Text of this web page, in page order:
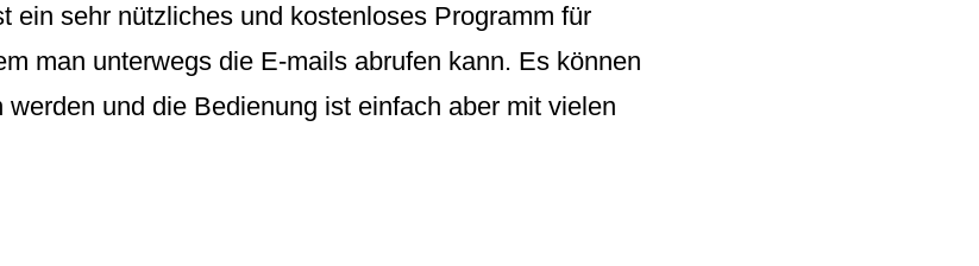
ein sehr nützliches und kostenloses Programm für
man unterwegs die E-mails abrufen kann. Es können
und die Bedienung ist einfach aber mit vielen